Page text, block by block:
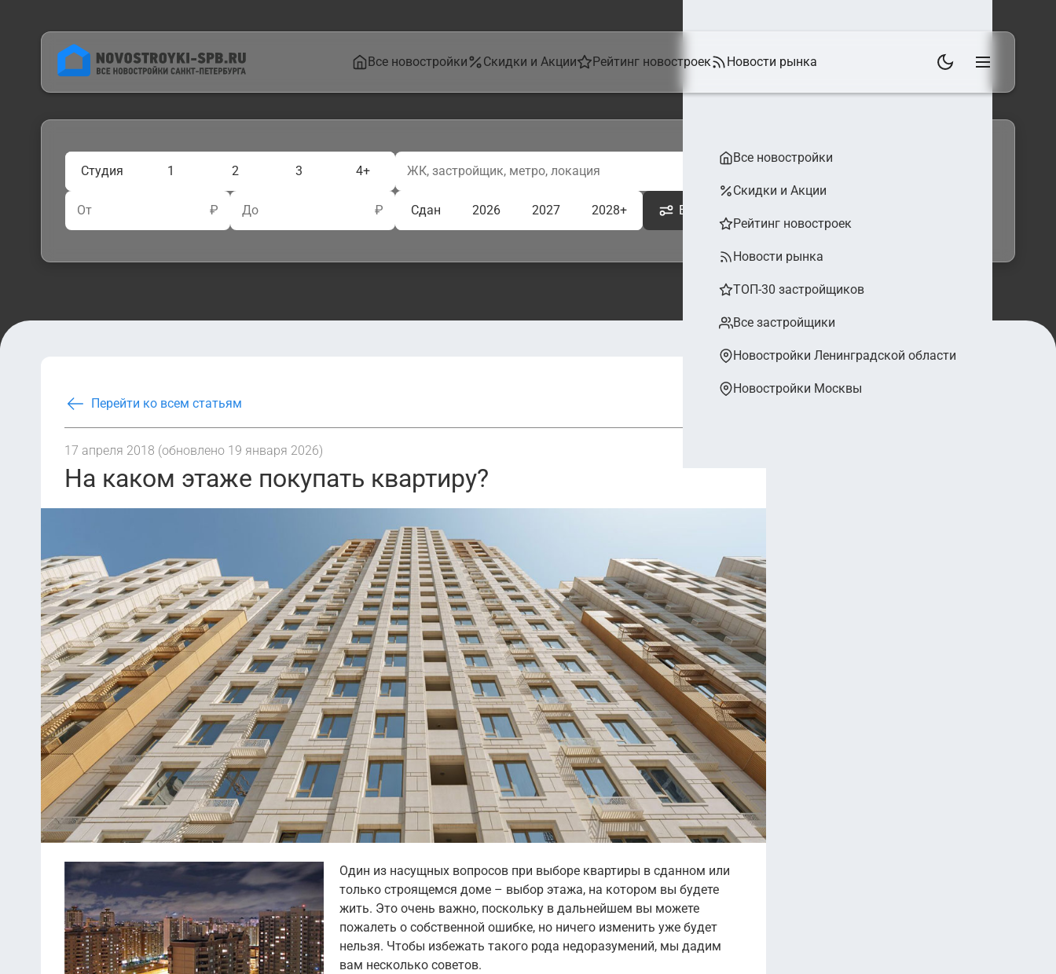
Все новостройки Скидки и Акции Рейтинг новостроек Новости рынка
Все новостройки
Скидки и Акции
Рейтинг новостроек
Новости рынка
ТОП-30 застройщиков
Все застройщики
Новостройки Ленинградской области
Новостройки Москвы
Студия 1 2 3 4+
От ₽ До ₽ Сдан 2026 2027 2028+ Ещё фильтры
Перейти ко всем статьям
17 апреля 2018 (обновлено 19 января 2026)
На каком этаже покупать квартиру?
Один из насущных вопросов при выборе квартиры в сданном или
только строящемся доме – выбор этажа, на котором вы будете
жить. Это очень важно, поскольку в дальнейшем вы можете
пожалеть о собственной ошибке, но ничего изменить уже будет
нельзя. Чтобы избежать такого рода недоразумений, мы дадим
вам несколько советов.